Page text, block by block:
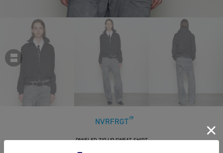
NVRFRGT
PANELED ZIP UP SWEAT SHIRT